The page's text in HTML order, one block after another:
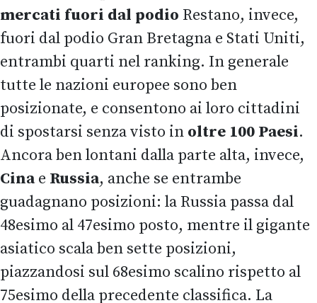
mercati fuori dal podio Restano, invece,
fuori dal podio Gran Bretagna e Stati Uniti,
entrambi quarti nel ranking. In generale
tutte le nazioni europee sono ben
posizionate, e consentono ai loro cittadini
di spostarsi senza visto in oltre 100 Paesi.
Ancora ben lontani dalla parte alta, invece,
Cinae Russia, anche se entrambe
guadagnano posizioni: la Russia passa dal
48esimo al 47esimo posto, mentre il gigante
asiatico scala ben sette posizioni,
piazzandosi sul 68esimo scalino rispetto al
75esimo della precedente classifica. La